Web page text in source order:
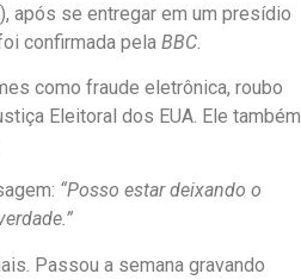
após se entregar em um presídio
confirmada pela BBC.
como fraude eletrônica, roubo
Eleitoral dos EUA. Ele também
“Posso estar deixando o
Passou a semana gravando